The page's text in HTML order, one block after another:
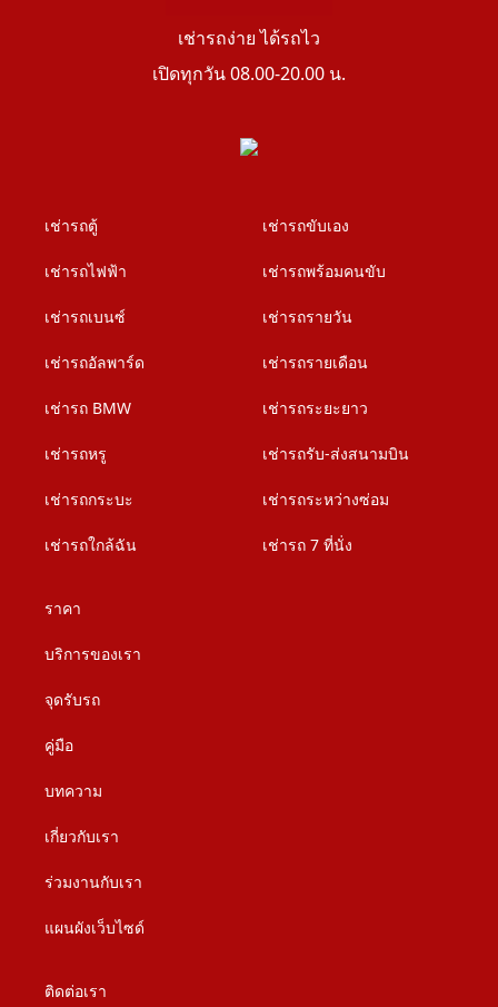
เช่ารถง่าย ได้รถไว
เปิดทุกวัน 08.00-20.00 น.
เช่ารถตู้
เช่ารถไฟฟ้า
เช่ารถเบนซ์
เช่ารถอัลพาร์ด
เช่ารถ BMW
เช่ารถหรู
เช่ารถกระบะ
เช่ารถใกล้ฉัน
เช่ารถขับเอง
เช่ารถพร้อมคนขับ
เช่ารถรายวัน
เช่ารถรายเดือน
เช่ารถระยะยาว
เช่ารถรับ-ส่งสนามบิน
เช่ารถระหว่างซ่อม
เช่ารถ 7 ที่นั่ง
ราคา
บริการของเรา
จุดรับรถ
คู่มือ
บทความ
เกี่ยวกับเรา
ร่วมงานกับเรา
แผนผังเว็บไซด์
ติดต่อเรา